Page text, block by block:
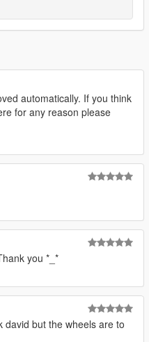
automatically. If you think
for any reason please
you *_*
david but the wheels are to